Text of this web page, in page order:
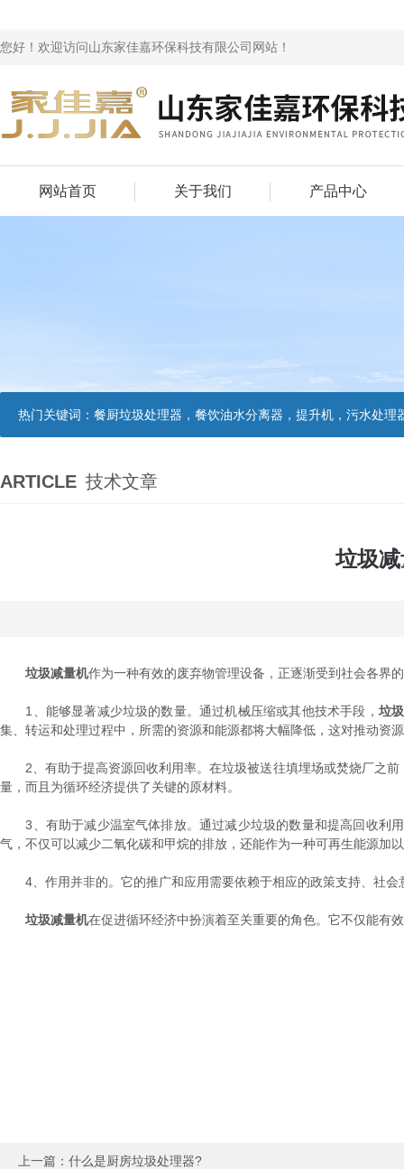
您好！欢迎访问山东家佳嘉环保科技有限公司网站！
网站首页 关于我们 产品中心
热门关键词： 餐厨垃圾处理器，餐饮油水分离器，提升机，污水处理
ARTICLE 技术文章
垃圾
垃圾减量机作为一种有效的废弃物管理设备，正逐渐受到社会各界
1、能够显著减少垃圾的数量。通过机械压缩或其他技术手段， 垃
集、转运和处理过程中，所需的资源和能源都将大幅降低，这对推动资
2、有助于提高资源回收利用率。在垃圾被送往填埋场或焚烧厂之前
量，而且为循环经济提供了关键的原材料。
3、有助于减少温室气体排放。通过减少垃圾的数量和提高回收利用
气，不仅可以减少二氧化碳和甲烷的排放，还能作为一种可再生能源加
4、作用并非的。它的推广和应用需要依赖于相应的政策支持、社会
垃圾减量机在促进循环经济中扮演着至关重要的角色。它不仅能有
上一篇： 什么是厨房垃圾处理器?